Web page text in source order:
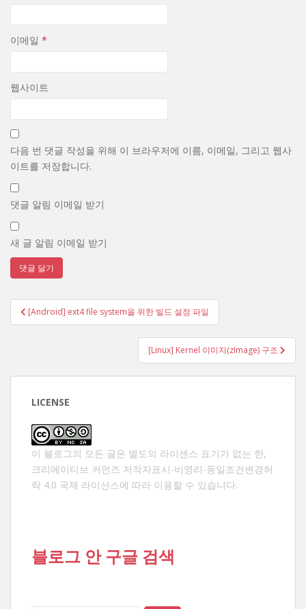
이메일 *
웹사이트
다음 번 댓글 작성을 위해 이 브라우저에 이름, 이메일, 그리고 웹사
이트를 저장합니다.
댓글 알림 이메일 받기
새 글 알림 이메일 받기
글
탐
[Android] ext4 file system을 위한 빌드 설정 파일
[Linux] Kernel 이미지(zImage) 구조
LICENSE
이 블로그의 모든 글은 별도의 라이센스 표기가 없는 한,
크리에이티브 커먼즈 저작자표시-비영리-동일조건변경허
락 4.0 국제 라이선스에 따라 이용할 수 있습니다.
블로그 안 구글 검색